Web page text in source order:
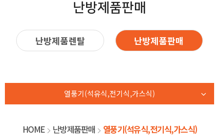
난방제품판매
난방제품렌탈 난방제품판매
열풍기(석유식,전기식,가스식)
HOME 난방제품판매 열풍기(석유식,전기식,가스식)